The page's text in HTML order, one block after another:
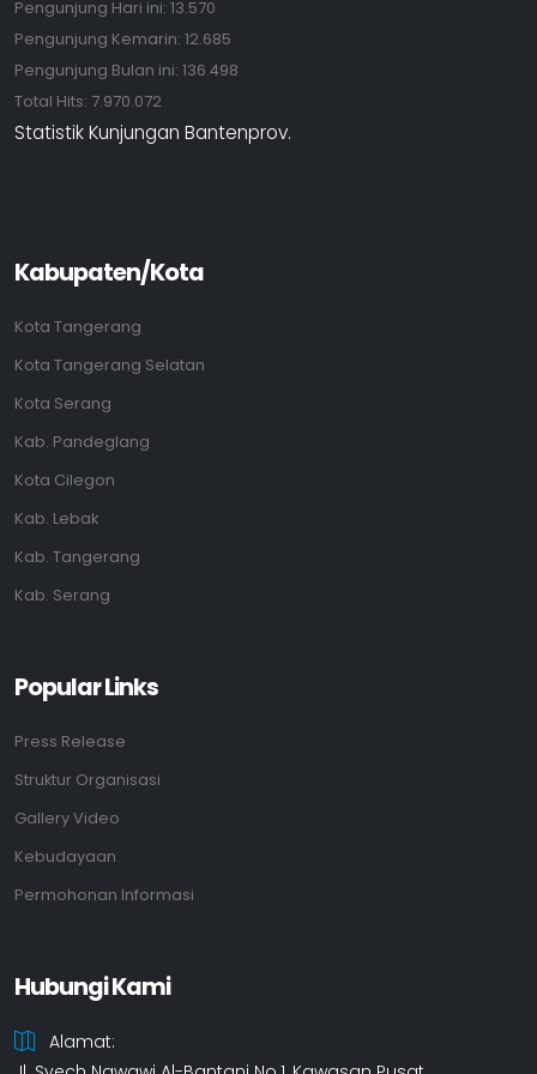
Pengunjung Hari ini: 13.570
Pengunjung Kemarin: 12.685
Pengunjung Bulan ini: 136.498
Total Hits: 7.970.072
Statistik Kunjungan Bantenprov.
Kabupaten/Kota
Kota Tangerang
Kota Tangerang Selatan
Kota Serang
Kab. Pandeglang
Kota Cilegon
Kab. Lebak
Kab. Tangerang
Kab. Serang
Popular Links
Press Release
Struktur Organisasi
Gallery Video
Kebudayaan
Permohonan Informasi
Hubungi Kami
Alamat: